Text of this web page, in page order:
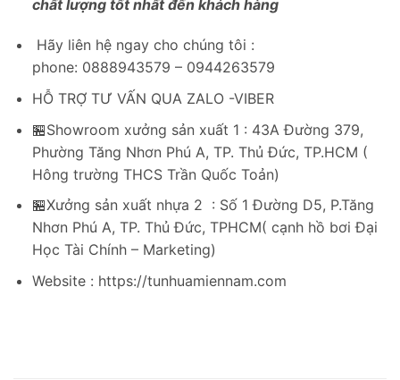
chất lượng tốt nhất đến khách hàng
Hãy liên hệ ngay cho chúng tôi :
phone: 0888943579 – 0944263579
HỖ TRỢ TƯ VẤN QUA ZALO -VIBER
🏪Showroom xưởng sản xuất 1 : 43A Đường 379,
Phường Tăng Nhơn Phú A, TP. Thủ Đức, TP.HCM (
Hông trường THCS Trần Quốc Toản)
🏪Xưởng sản xuất nhựa 2 : Số 1 Đường D5, P.Tăng
Nhơn Phú A, TP. Thủ Đức, TPHCM( cạnh hồ bơi Đại
Học Tài Chính – Marketing)
Website : https://tunhuamiennam.com